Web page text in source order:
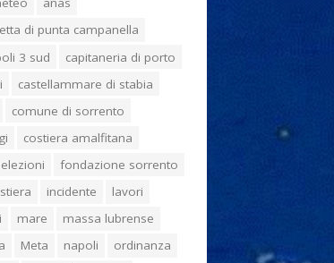
di punta campanella
3 sud
capitaneria di porto
castellammare di stabia
comune di sorrento
costiera amalfitana
elezioni
fondazione sorrento
incidente
lavori
mare
massa lubrense
Meta napoli
ordinanza